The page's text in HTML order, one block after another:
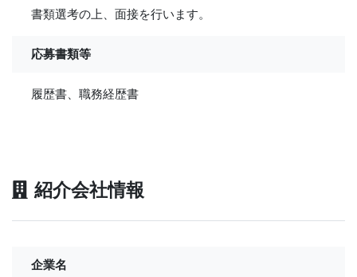
書類選考の上、面接を行います。
応募書類等
履歴書、職務経歴書
紹介会社情報
企業名